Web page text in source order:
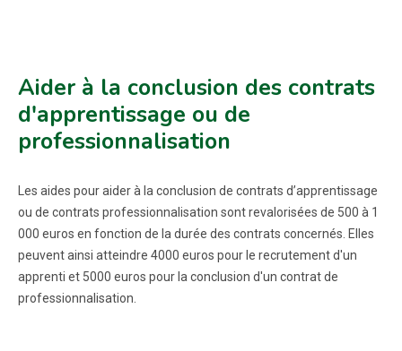
Aider à la conclusion des contrats
d'apprentissage ou de
professionnalisation
Les aides pour aider à la conclusion de contrats d’apprentissage
ou de contrats professionnalisation sont revalorisées de 500 à 1
000 euros en fonction de la durée des contrats concernés. Elles
peuvent ainsi atteindre 4000 euros pour le recrutement d'un
apprenti et 5000 euros pour la conclusion d'un contrat de
professionnalisation.